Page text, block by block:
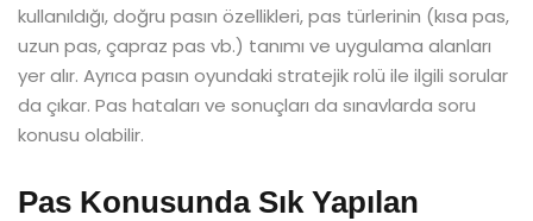
kullanıldığı, doğru pasın özellikleri, pas türlerinin (kısa pas,
uzun pas, çapraz pas vb.) tanımı ve uygulama alanları
yer alır. Ayrıca pasın oyundaki stratejik rolü ile ilgili sorular
da çıkar. Pas hataları ve sonuçları da sınavlarda soru
konusu olabilir.
Pas Konusunda Sık Yapılan